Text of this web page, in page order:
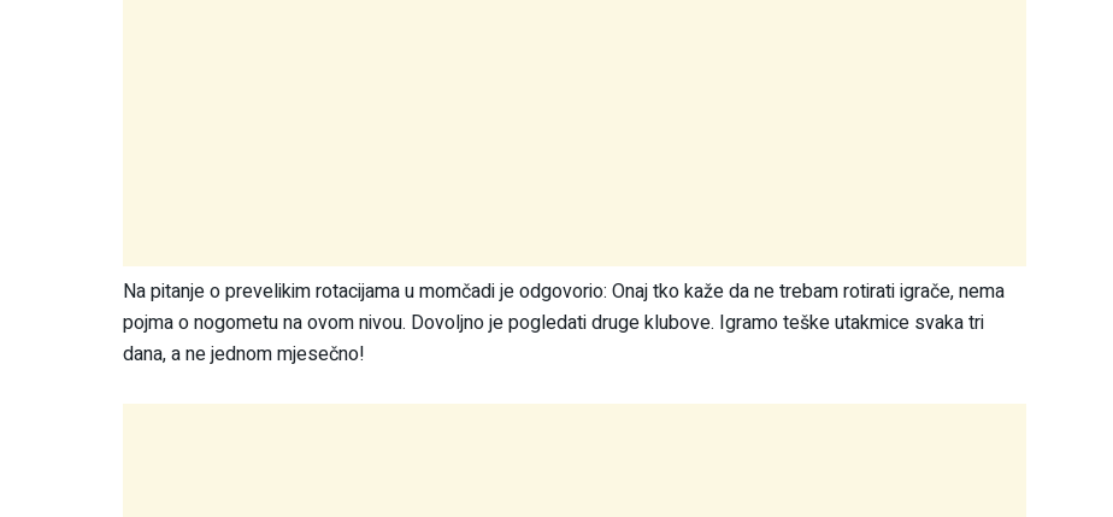
Na pitanje o prevelikim rotacijama u momčadi je odgovorio: Onaj tko kaže da ne trebam rotirati igrače, nema
pojma o nogometu na ovom nivou. Dovoljno je pogledati druge klubove. Igramo teške utakmice svaka tri
dana, a ne jednom mjesečno!